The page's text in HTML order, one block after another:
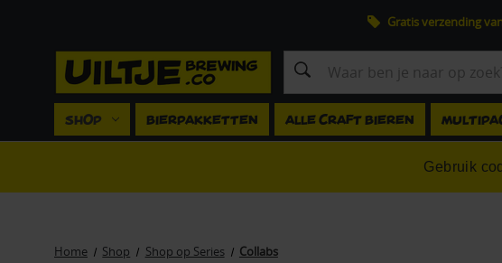
Gratis verzending
Zoeken
SHOP BIERPAKKETTEN ALLE CRAFT BIEREN
Gebruik
Home Shop Shop op Series Collabs